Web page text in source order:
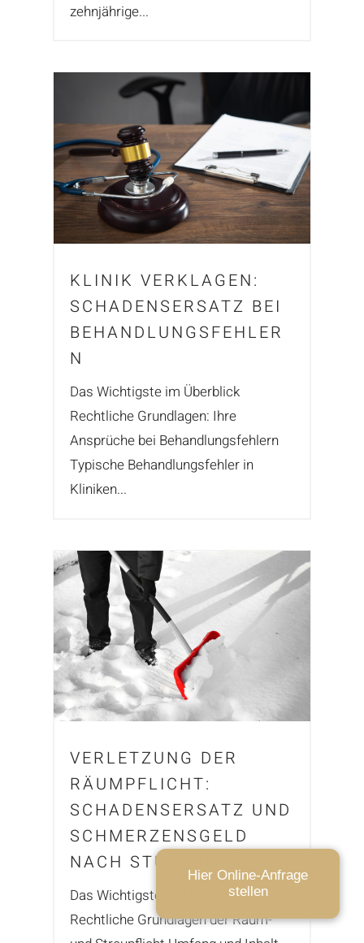
zehnjährige...
KLINIK VERKLAGEN:
SCHADENSERSATZ BEI
BEHANDLUNGSFEHLER
N
Das Wichtigste im Überblick
Rechtliche Grundlagen: Ihre
Ansprüche bei Behandlungsfehlern
Typische Behandlungsfehler in
Kliniken...
VERLETZUNG DER
RÄUMPFLICHT:
SCHADENSERSATZ UND
SCHMERZENSGELD
NACH STURZUNFÄLLEN
Das Wichtigste im Überblick
Rechtliche Grundlagen der Räum-
Hier Online-Anfrage
stellen